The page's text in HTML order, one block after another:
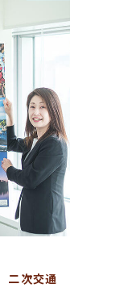
二次交通